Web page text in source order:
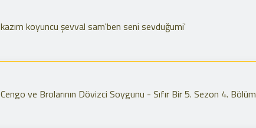
kazım koyuncu şevval sam'ben seni sevduğumi'
Cengo ve Brolarının Dövizci Soygunu - Sıfır Bir 5. Sezon 4. Bölüm